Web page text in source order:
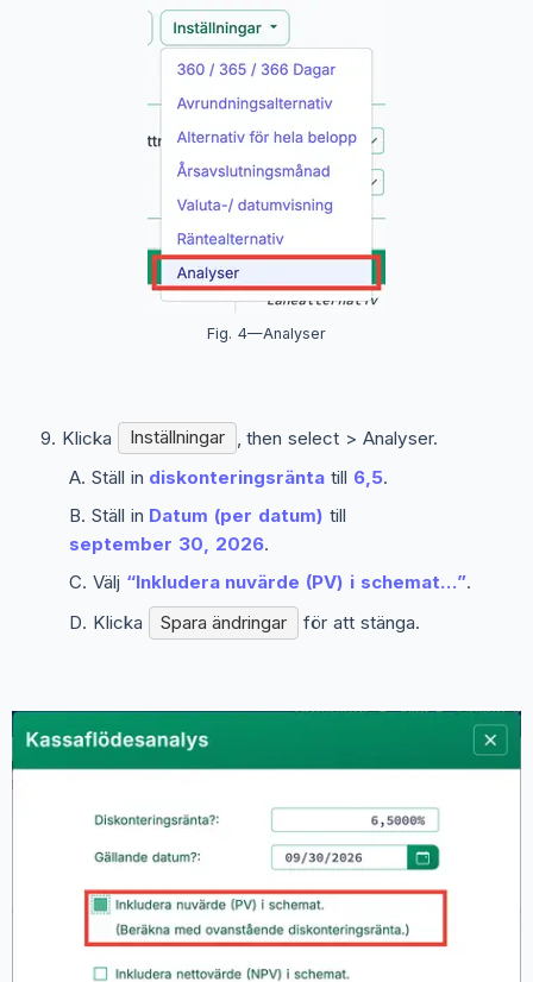
Fig. 4—Analyser
Klicka Inställningar , then select > Analyser.
Ställ in diskonteringsränta till 6,5.
Ställ in Datum (per datum) till
september 30, 2026.
Välj “Inkludera nuvärde (PV) i schemat...”.
Klicka
Spara ändringar för att stänga.